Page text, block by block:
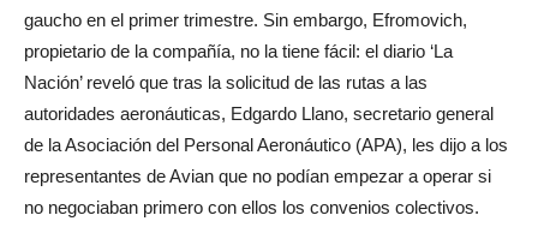
gaucho en el primer trimestre. Sin embargo, Efromovich,
propietario de la compañía, no la tiene fácil: el diario ‘La
Nación’ reveló que tras la solicitud de las rutas a las
autoridades aeronáuticas, Edgardo Llano, secretario general
de la Asociación del Personal Aeronáutico (APA), les dijo a los
representantes de Avian que no podían empezar a operar si
no negociaban primero con ellos los convenios colectivos.